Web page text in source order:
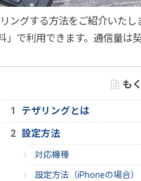
ングする方法をご紹介いた
」で利用できます。通信量は
も
テザリングとは
設定方法
対応機種
設定方法（iPhoneの場合）